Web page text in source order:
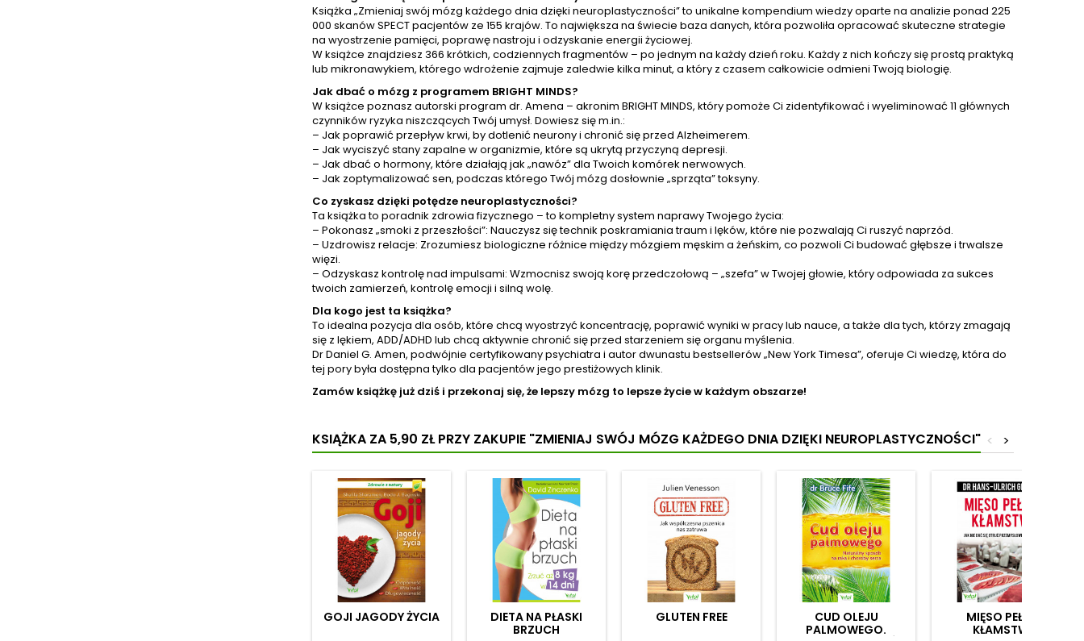
Poznasz produkty
spożywcze, które zawierają
witaminy, minerały czy
naturalne probiotyki. W ten
sposób nauczysz się
świadomie komponować...
życiu i odzyskać spokojny
umysł. Zaufaj neuronauce
oraz neuroplastyczności i
zainwestuj w swój rozwój
osobisty....
Co jeść, aby odżywić
mózg? Odpowiedzi na te i
wiele innych pytań o to, jak
ćwiczyć mózg, udzieli ci w
tej...
funkcje poznawcze.
Poznasz starożytne techniki
z nowoczesną nauką, aby
skutecznie wspierać...
Książka „Zmieniaj swój mózg każdego dnia dzięki neuroplastyczności” to unikalne kompendium wiedzy oparte na analizie ponad 225
000 skanów SPECT pacjentów ze 155 krajów. To największa na świecie baza danych, która pozwoliła opracować skuteczne strategie
na wyostrzenie pamięci, poprawę nastroju i odzyskanie energii życiowej.
W książce znajdziesz 366 krótkich, codziennych fragmentów – po jednym na każdy dzień roku. Każdy z nich kończy się prostą praktyką
lub mikronawykiem, którego wdrożenie zajmuje zaledwie kilka minut, a który z czasem całkowicie odmieni Twoją biologię.
Jak dbać o mózg z programem BRIGHT MINDS?
W książce poznasz autorski program dr. Amena – akronim BRIGHT MINDS, który pomoże Ci zidentyfikować i wyeliminować 11 głównych
czynników ryzyka niszczących Twój umysł. Dowiesz się m.in.:
– Jak poprawić przepływ krwi, by dotlenić neurony i chronić się przed Alzheimerem.
– Jak wyciszyć stany zapalne w organizmie, które są ukrytą przyczyną depresji.
– Jak dbać o hormony, które działają jak „nawóz” dla Twoich komórek nerwowych.
– Jak zoptymalizować sen, podczas którego Twój mózg dosłownie „sprząta” toksyny.
Co zyskasz dzięki potędze neuroplastyczności?
Ta książka to poradnik zdrowia fizycznego – to kompletny system naprawy Twojego życia:
– Pokonasz „smoki z przeszłości”: Nauczysz się technik poskramiania traum i lęków, które nie pozwalają Ci ruszyć naprzód.
– Uzdrowisz relacje: Zrozumiesz biologiczne różnice między mózgiem męskim a żeńskim, co pozwoli Ci budować głębsze i trwalsze
więzi.
– Odzyskasz kontrolę nad impulsami: Wzmocnisz swoją korę przedczołową – „szefa” w Twojej głowie, który odpowiada za sukces
twoich zamierzeń, kontrolę emocji i silną wolę.
Dla kogo jest ta książka?
To idealna pozycja dla osób, które chcą wyostrzyć koncentrację, poprawić wyniki w pracy lub nauce, a także dla tych, którzy zmagają
się z lękiem, ADD/ADHD lub chcą aktywnie chronić się przed starzeniem się organu myślenia.
Dr Daniel G. Amen, podwójnie certyfikowany psychiatra i autor dwunastu bestsellerów „New York Timesa”, oferuje Ci wiedzę, która do
tej pory była dostępna tylko dla pacjentów jego prestiżowych klinik.
Zamów książkę już dziś i przekonaj się, że lepszy mózg to lepsze życie w każdym obszarze!
KSIĄŻKA ZA 5,90 ZŁPRZY ZAKUPIE "ZMIENIAJ SWÓJ MÓZG KAŻDEGO DNIA DZIĘKI NEUROPLASTYCZNOŚCI" >
<
GOJI JAGODY ŻYCIA
DIETA NA PŁASKI
BRZUCH
GLUTEN FREE
CUD OLEJU
PALMOWEGO.
MIĘSO PEŁNE
KŁAMSTW